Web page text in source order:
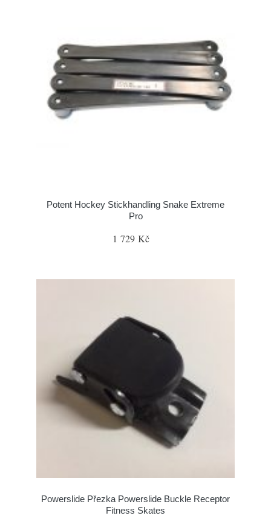
Potent Hockey Stickhandling Snake Extreme
Pro
1 729 Kč
Powerslide Přezka Powerslide Buckle Receptor
Fitness Skates